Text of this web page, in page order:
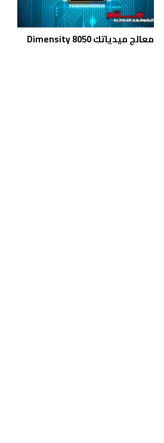
معالج ميدياتك Dimensity 8050